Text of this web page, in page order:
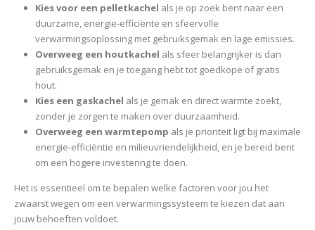
Kies voor een pelletkachel als je op zoek bent naar een
duurzame, energie-efficiënte en sfeervolle
verwarmingsoplossing met gebruiksgemak en lage emissies.
Overweeg een houtkachel als sfeer belangrijker is dan
gebruiksgemak en je toegang hebt tot goedkope of gratis
hout.
Kies een gaskachel als je gemak en direct warmte zoekt,
zonder je zorgen te maken over duurzaamheid.
Overweeg een warmtepomp als je prioriteit ligt bij maximale
energie-efficiëntie en milieuvriendelijkheid, en je bereid bent
om een hogere investering te doen.
Het is essentieel om te bepalen welke factoren voor jou het
zwaarst wegen om een verwarmingssysteem te kiezen dat aan
jouw behoeften voldoet.